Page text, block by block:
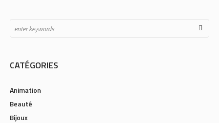
CATÉGORIES
Animation
Beauté
Bijoux